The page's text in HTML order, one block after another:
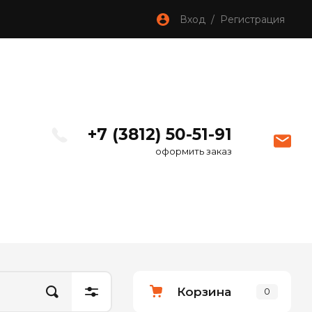
Вход / Регистрация
+7 (3812) 50-51-91
оформить заказ
Корзина 0